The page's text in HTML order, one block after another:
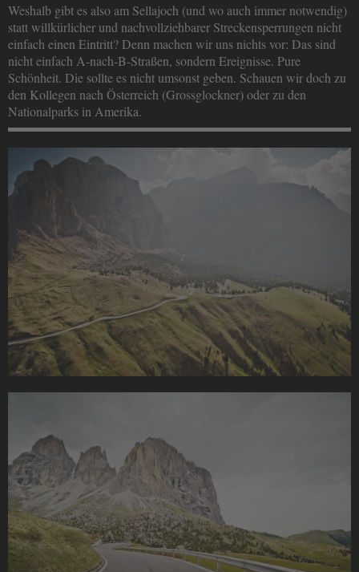
Weshalb gibt es also am Sellajoch (und wo auch immer notwendig)
statt willkürlicher und nachvollziehbarer Streckensperrungen nicht
einfach einen Eintritt? Denn machen wir uns nichts vor: Das sind
nicht einfach A-nach-B-Straßen, sondern Ereignisse. Pure
Schönheit. Die sollte es nicht umsonst geben. Schauen wir doch zu
den Kollegen nach Österreich (Grossglockner) oder zu den
Nationalparks in Amerika.